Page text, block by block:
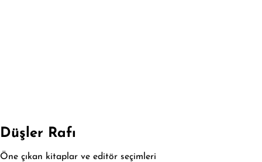
Düşler Rafı
Öne çıkan kitaplar ve editör seçimleri